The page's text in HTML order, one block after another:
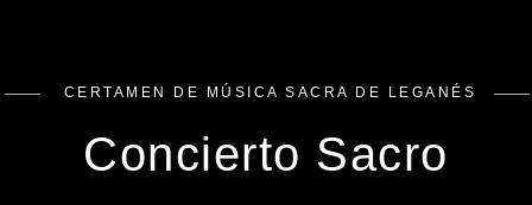
CERTAMEN DE MÚSICA SACRA DE LEGANÉS
Concierto Sacro